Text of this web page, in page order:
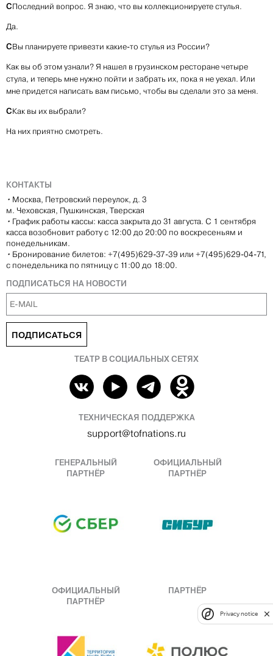
СПоследний вопрос. Я знаю, что вы коллекционируете стулья.
Да.
СВы планируете привезти какие-то стулья из России?
Как вы об этом узнали? Я нашел в грузинском ресторане четыре
стула, и теперь мне нужно пойти и забрать их, пока я не уехал. Или
мне придется написать вам письмо, чтобы вы сделали это за меня.
СКак вы их выбрали?
На них приятно смотреть.
КОНТАКТЫ
• Москва, Петровский переулок, д. 3
м. Чеховская, Пушкинская, Тверская
• График работы кассы: касса закрыта до 31 августа. С 1 сентября
касса возобновит работу с 12:00 до 20:00 по воскресеньям и
понедельникам.
• Бронирование билетов: +7(495)629-37-39 или +7(495)629-04-71,
с понедельника по пятницу с 11:00 до 18:00.
ПОДПИСАТЬСЯ НА НОВОСТИ
ПОДПИСАТЬСЯ
ТЕАТР В СОЦИАЛЬНЫХ СЕТЯХ
ТЕХНИЧЕСКАЯ ПОДДЕРЖКА
support@tofnations.ru
ГЕНЕРАЛЬНЫЙ
ПАРТНЁР
ОФИЦИАЛЬНЫЙ
ПАРТНЁР
ОФИЦИАЛЬНЫЙ
ПАРТНЁР
ПАРТНЁР
Privacy notice